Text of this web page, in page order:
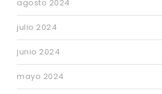
agosto 2024
julio 2024
junio 2024
mayo 2024